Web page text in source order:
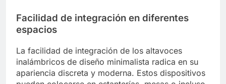
Facilidad de integración en diferentes
espacios
La facilidad de integración de los altavoces
inalámbricos de diseño minimalista radica en su
apariencia discreta y moderna. Estos dispositivos